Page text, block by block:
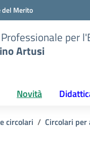
Merito
per
Artusi
Novità
circolari Circolari